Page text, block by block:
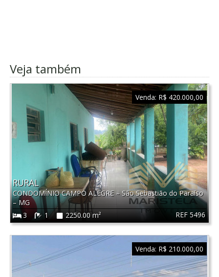
Veja também
REF 5496
RURAL
CONDOMÍNIO CAMPO ALEGRE–São Sebastião do Paraíso
–MG
3
1 2250.00 m²
Venda: R$ 420.000,00
Venda: R$ 210.000,00